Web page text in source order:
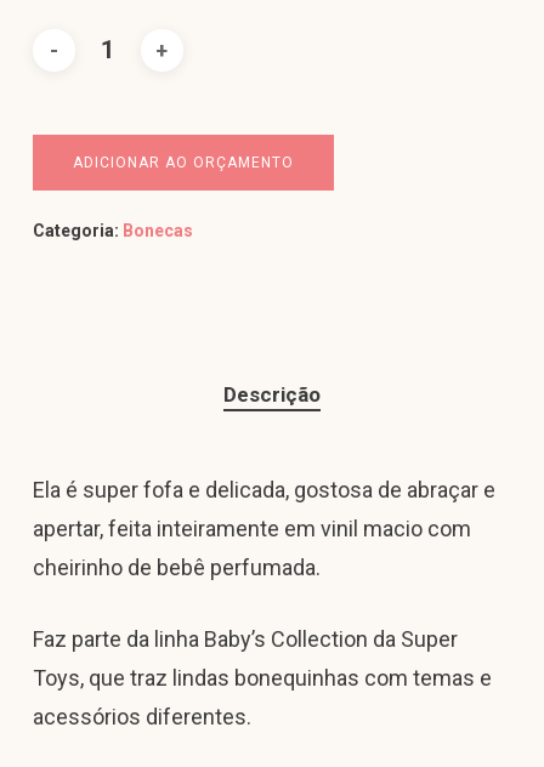
ADICIONAR AO ORÇAMENTO
Categoria: Bonecas
Descrição
Ela é super fofa e delicada, gostosa de abraçar e
apertar, feita inteiramente em vinil macio com
cheirinho de bebê perfumada.
Faz parte da linha Baby’s Collection da Super
Toys, que traz lindas bonequinhas com temas e
acessórios diferentes.